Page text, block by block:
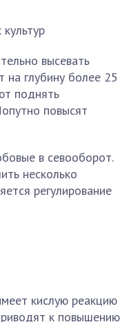
высевать
на глубину более 25
поднять
повысят
в севооборот.
несколько
регулирование
кислую реакцию
к повышению